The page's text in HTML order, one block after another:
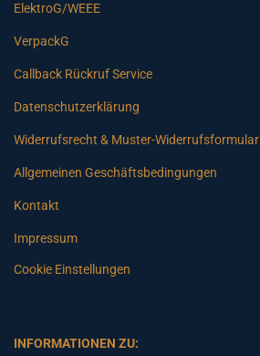
ElektroG/WEEE
VerpackG
Callback Rückruf Service
Datenschutzerklärung
Widerrufsrecht & Muster-Widerrufsformular
Allgemeinen Geschäftsbedingungen
Kontakt
Impressum
Cookie Einstellungen
INFORMATIONEN ZU: